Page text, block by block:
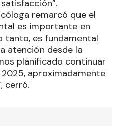
remarcó que el
es importante en
tanto, es fundamental
atención desde la
planificado continuar
aproximadamente
cerró.